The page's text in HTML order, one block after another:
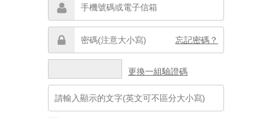
忘記密碼？
更換一組驗證碼